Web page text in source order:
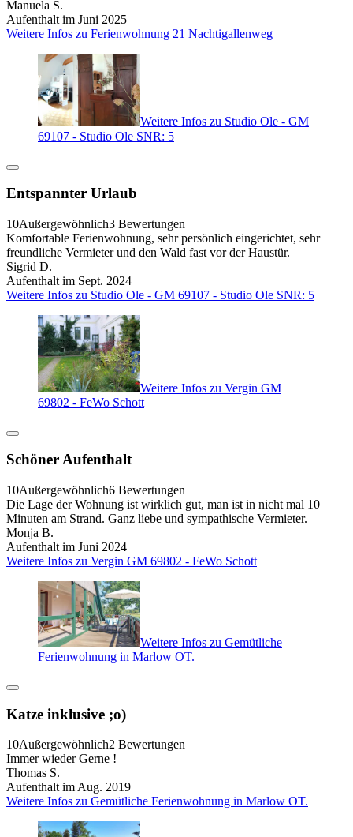
Manuela S.
Aufenthalt im Juni 2025
Weitere Infos zu Ferienwohnung 21 Nachtigallenweg
Weitere Infos zu Studio Ole - GM
69107 - Studio Ole SNR: 5
Entspannter Urlaub
10Außergewöhnlich3 Bewertungen
Komfortable Ferienwohnung, sehr persönlich eingerichtet, sehr
freundliche Vermieter und den Wald fast vor der Haustür.
Sigrid D.
Aufenthalt im Sept. 2024
Weitere Infos zu Studio Ole - GM 69107 - Studio Ole SNR: 5
Weitere Infos zu Vergin GM
69802 - FeWo Schott
Schöner Aufenthalt
10Außergewöhnlich6 Bewertungen
Die Lage der Wohnung ist wirklich gut, man ist in nicht mal 10
Minuten am Strand. Ganz liebe und sympathische Vermieter.
Monja B.
Aufenthalt im Juni 2024
Weitere Infos zu Vergin GM 69802 - FeWo Schott
Weitere Infos zu Gemütliche
Ferienwohnung in Marlow OT.
Katze inklusive ;o)
10Außergewöhnlich2 Bewertungen
Immer wieder Gerne !
Thomas S.
Aufenthalt im Aug. 2019
Weitere Infos zu Gemütliche Ferienwohnung in Marlow OT.